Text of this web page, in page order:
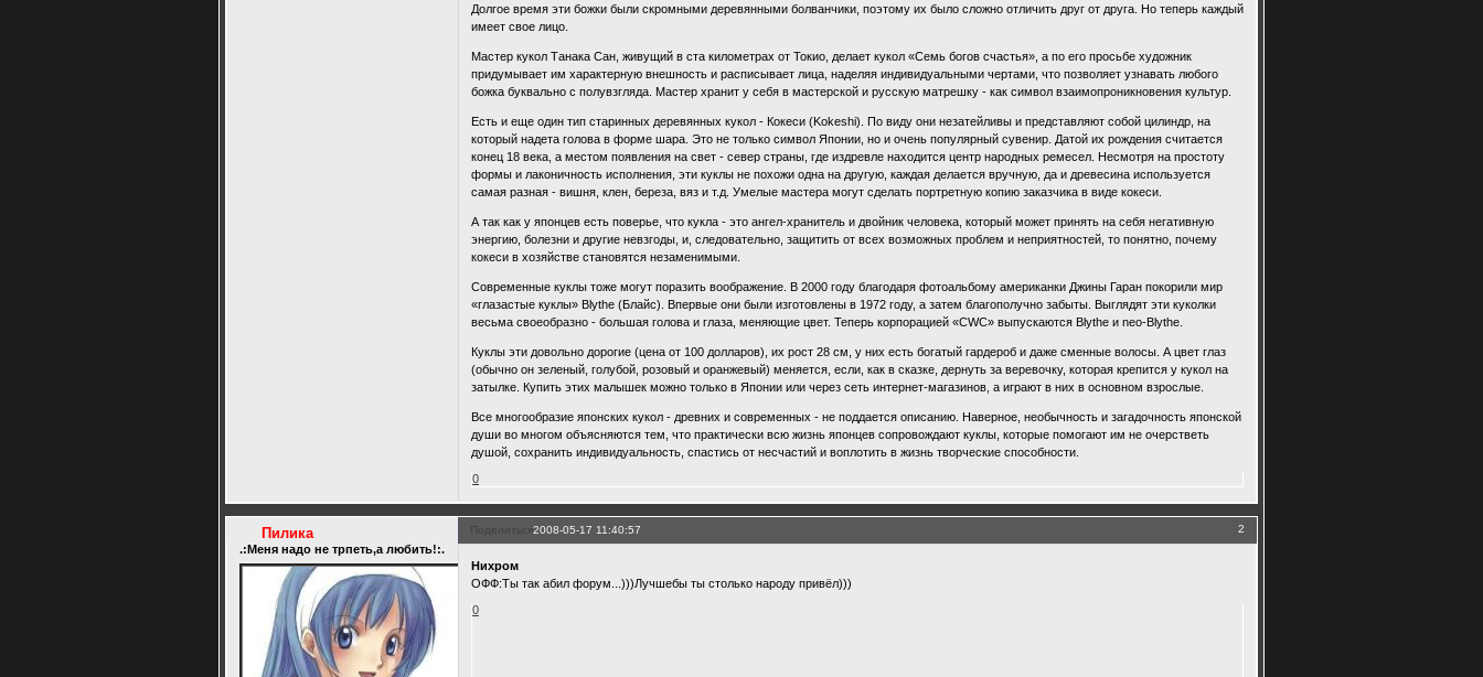
Долгое время эти божки были скромными деревянными болванчики, поэтому их было сложно отличить друг от друга. Но теперь каждый
имеет свое лицо.
Мастер кукол Танака Сан, живущий в ста километрах от Токио, делает кукол «Семь богов счастья», а по его просьбе художник
придумывает им характерную внешность и расписывает лица, наделяя индивидуальными чертами, что позволяет узнавать любого
божка буквально с полувзгляда. Мастер хранит у себя в мастерской и русскую матрешку - как символ взаимопроникновения культур.
Есть и еще один тип старинных деревянных кукол - Кокеси (Kokeshi). По виду они незатейливы и представляют собой цилиндр, на
который надета голова в форме шара. Это не только символ Японии, но и очень популярный сувенир. Датой их рождения считается
конец 18 века, а местом появления на свет - север страны, где издревле находится центр народных ремесел. Несмотря на простоту
формы и лаконичность исполнения, эти куклы не похожи одна на другую, каждая делается вручную, да и древесина используется
самая разная - вишня, клен, береза, вяз и т.д. Умелые мастера могут сделать портретную копию заказчика в виде кокеси.
А так как у японцев есть поверье, что кукла - это ангел-хранитель и двойник человека, который может принять на себя негативную
энергию, болезни и другие невзгоды, и, следовательно, защитить от всех возможных проблем и неприятностей, то понятно, почему
кокеси в хозяйстве становятся незаменимыми.
Современные куклы тоже могут поразить воображение. В 2000 году благодаря фотоальбому американки Джины Гаран покорили мир
«глазастые куклы» Blythe (Блайс). Впервые они были изготовлены в 1972 году, а затем благополучно забыты. Выглядят эти куколки
весьма своеобразно - большая голова и глаза, меняющие цвет. Теперь корпорацией «CWC» выпускаются Blythe и neo-Blythe.
Куклы эти довольно дорогие (цена от 100 долларов), их рост 28 см, у них есть богатый гардероб и даже сменные волосы. А цвет глаз
(обычно он зеленый, голубой, розовый и оранжевый) меняется, если, как в сказке, дернуть за веревочку, которая крепится у кукол на
затылке. Купить этих малышек можно только в Японии или через сеть интернет-магазинов, а играют в них в основном взрослые.
Все многообразие японских кукол - древних и современных - не поддается описанию. Наверное, необычность и загадочность японской
души во многом объясняются тем, что практически всю жизнь японцев сопровождают куклы, которые помогают им не очерстветь
душой, сохранить индивидуальность, спастись от несчастий и воплотить в жизнь творческие способности.
0
Поделиться 2
2008-05-17 11:40:57
Пилика
.:Меня надо не трпеть,а любить!:.
Нихром
ОФФ:Ты так абил форум...)))Лучшебы ты столько народу привёл)))
0